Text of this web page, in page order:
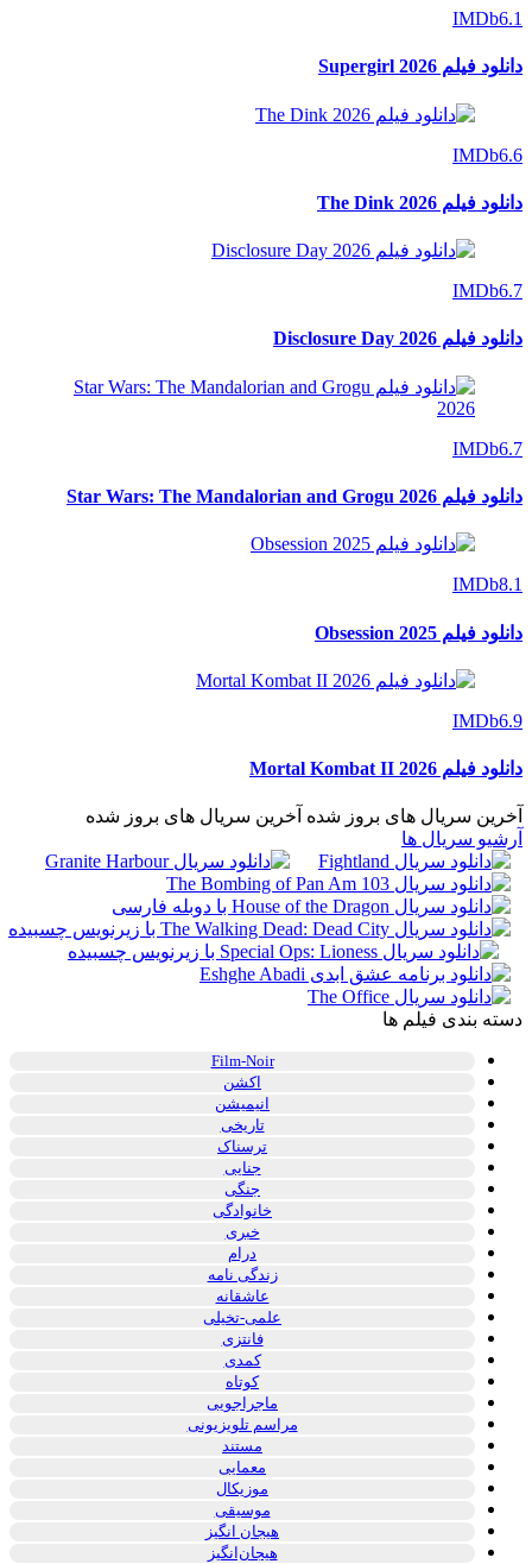
IMDb6.1
دانلود فیلم Supergirl 2026
IMDb6.6
دانلود فیلم The Dink 2026
IMDb6.7
دانلود فیلم Disclosure Day 2026
IMDb6.7
دانلود فیلم Star Wars: The Mandalorian and Grogu 2026
IMDb8.1
دانلود فیلم Obsession 2025
IMDb6.9
دانلود فیلم Mortal Kombat II 2026
آخرین سریال های بروز شده آخرین سریال های بروز شده
آرشیو سریال ها
دسته بندی فیلم ها
Film-Noir
اکشن
انیمیشن
تاریخی
ترسناک
جنایی
جنگی
خانوادگی
خبری
درام
زندگی نامه
عاشقانه
علمی-تخیلی
فانتزی
کمدی
کوتاه
ماجراجویی
مراسم تلویزیونی
مستند
معمایی
موزیکال
موسیقی
هیجان انگیز
هیجان‌انگیز